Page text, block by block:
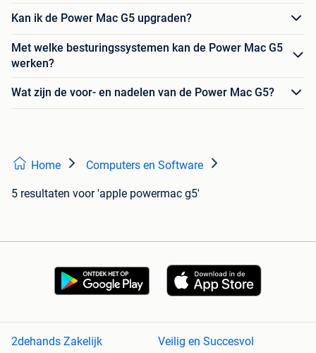
Kan ik de Power Mac G5 upgraden?
Met welke besturingssystemen kan de Power Mac G5
werken?
Wat zijn de voor- en nadelen van de Power Mac G5?
Home Computers en Software
5 resultaten voor 'apple powermac g5'
2dehands Zakelijk Veilig en Succesvol